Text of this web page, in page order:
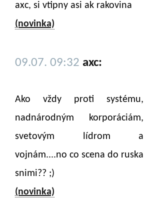
axc, si vtipny asi ak rakovina
(novinka)
09.07. 09:32 axc:
Ako vždy proti systému,
nadnárodným korporáciám,
svetovým lídrom a
vojnám....no co scena do ruska
snimi?? ;)
(novinka)